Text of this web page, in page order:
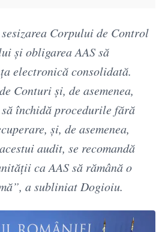
Corpului de Control
şi obligarea AAS să
electronică consolidată.
Conturi şi, de asemenea,
să închidă procedurile fără
şi, de asemenea,
audit, se recomandă
ca AAS să rămână o
a subliniat Dogioiu.